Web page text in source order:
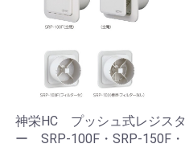
神栄HC プッシュ式レジスタ
ー SRP-100F・SRP-150F・